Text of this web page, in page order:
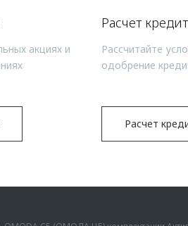
акциях и
Расчет
Рассчитайте
одобрение
Расчет